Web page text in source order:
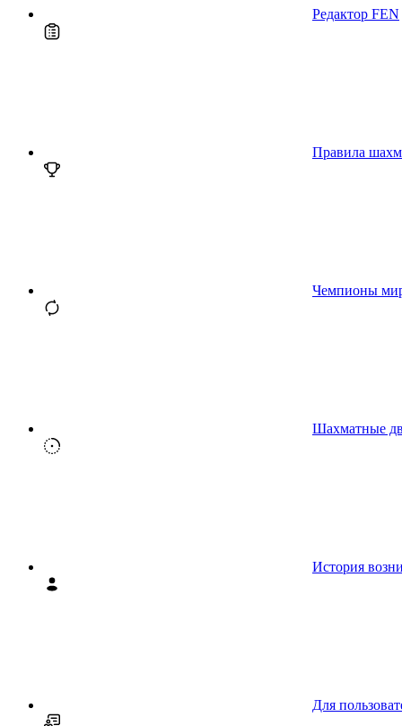
Редактор FEN
Правила
Чемпионы
Шахматные
История
Для